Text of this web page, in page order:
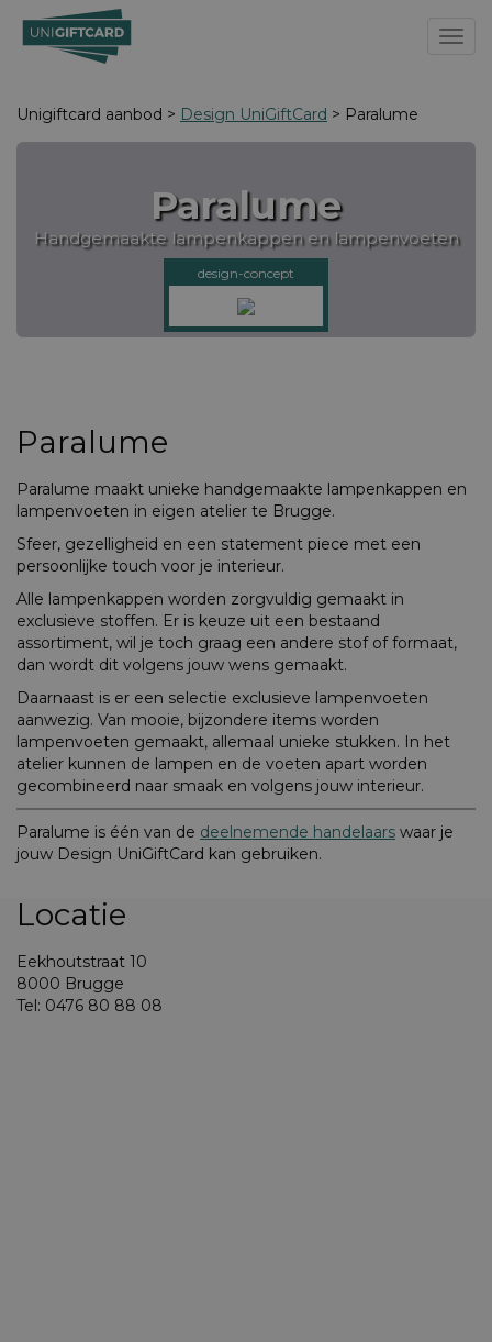
Unigiftcard aanbod > Design UniGiftCard > Paralume
Paralume
Handgemaakte lampenkappen en lampenvoeten
design-concept
Paralume
Paralume maakt unieke handgemaakte lampenkappen en
lampenvoeten in eigen atelier te Brugge.
Sfeer, gezelligheid en een statement piece met een
persoonlijke touch voor je interieur.
Alle lampenkappen worden zorgvuldig gemaakt in
exclusieve stoffen. Er is keuze uit een bestaand
assortiment, wil je toch graag een andere stof of formaat,
dan wordt dit volgens jouw wens gemaakt.
Daarnaast is er een selectie exclusieve lampenvoeten
aanwezig. Van mooie, bijzondere items worden
lampenvoeten gemaakt, allemaal unieke stukken. In het
atelier kunnen de lampen en de voeten apart worden
gecombineerd naar smaak en volgens jouw interieur.
Paralume is één van de deelnemende handelaars waar je
jouw Design UniGiftCard kan gebruiken.
Locatie
Eekhoutstraat 10
8000 Brugge
Tel: 0476 80 88 08